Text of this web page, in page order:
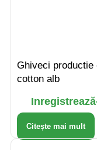
Ghiveci
cotton alb
Citește mai mult